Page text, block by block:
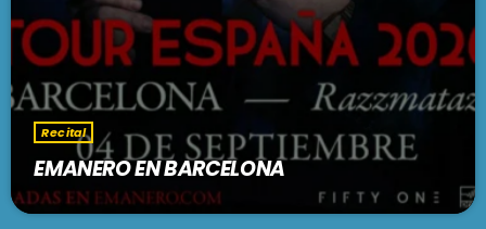
Recital
EMANERO EN BARCELONA